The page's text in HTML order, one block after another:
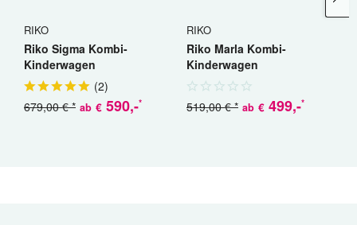
RIKO
Riko Sigma Kombi-
Kinderwagen
(2)
ab € 590,-*
679,00 € *
RIKO
Riko Marla Kombi-
Kinderwagen
ab € 499,-*
519,00 € *